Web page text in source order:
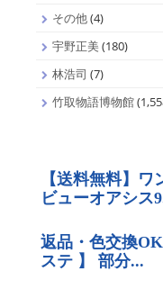
その他(4)
宇野正美(180)
林浩司 (7)
竹取物語博物館